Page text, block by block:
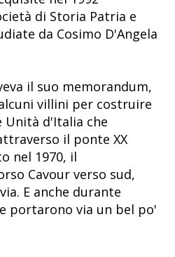
di Storia Patria e
da Cosimo D'Angela
il suo memorandum,
villini per costruire
Unità d'Italia che
il ponte XX
nel 1970, il
Cavour verso sud,
E anche durante
portarono via un bel po'